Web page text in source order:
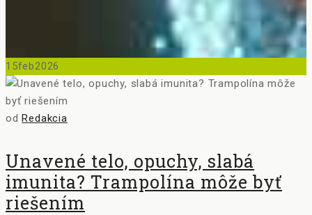
15feb2026
od Redakcia
Unavené telo, opuchy, slabá
imunita? Trampolína môže byť
riešením